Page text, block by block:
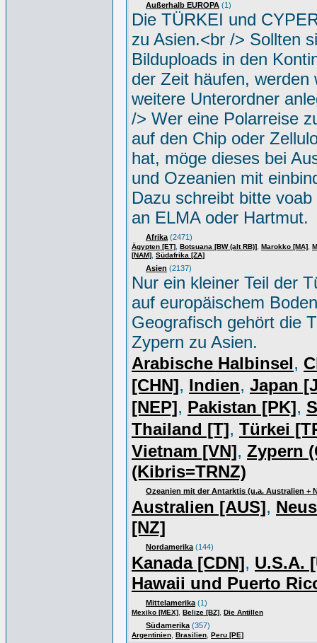
Außerhalb EUROPA (1)
Die TÜRKEI und
zu Asien.<br /> Sollten
Bilduploads in den
der Zeit häufen, werden
weitere Unterordner
/> Wer eine Polarreise
auf den Chip oder
hat, möge dieses bei
und Ozeanien mit
Dazu schreibt bitte
an ELMA oder Hartmut.
Afrika (2471)
Ägypten [ET] Botsuana [BW (alt RB)] Marokko [MA]
[NAM] Südafrika [ZA]
Asien (2137)
Nur ein kleiner Teil der
auf europäischem
Geografisch gehört die
Zypern zu Asien.
Arabische Halbinsel,
[CHN], Indien, Japan
[NEP], Pakistan [PK],
Thailand [T], Türkei
Vietnam [VN], Zypern
(Kibris=TRNZ)
Ozeanien mit der Antarktis (u.a. Australien +
Australien [AUS],
[NZ]
Nordamerika (144)
Kanada [CDN], U.S.A.
Hawaii und Puerto
Mittelamerika (1)
Mexiko [MEX] Belize [BZ] Die Antillen
Südamerika (357)
Argentinien Brasilien Peru [PE]